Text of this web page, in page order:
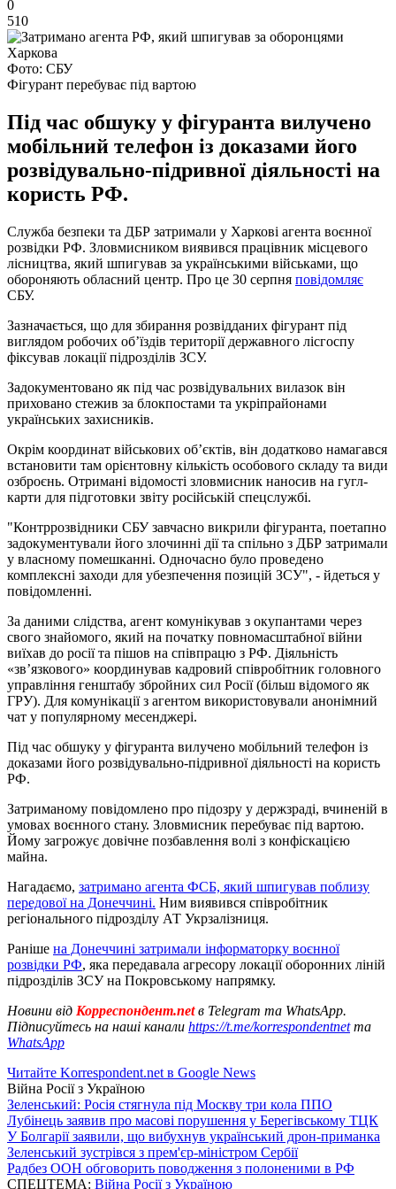
0
510
Фото: СБУ
Фігурант перебуває під вартою
Під час обшуку у фігуранта вилучено
мобільний телефон із доказами його
розвідувально-підривної діяльності на
користь РФ.
Служба безпеки та ДБР затримали у Харкові агента воєнної
розвідки РФ. Зловмисником виявився працівник місцевого
лісництва, який шпигував за українськими військами, що
обороняють обласний центр. Про це 30 серпня повідомляє
СБУ.
Зазначається, що для збирання розвідданих фігурант під
виглядом робочих об’їздів території державного лісгоспу
фіксував локації підрозділів ЗСУ.
Задокументовано як під час розвідувальних вилазок він
приховано стежив за блокпостами та укріпрайонами
українських захисників.
Окрім координат військових об’єктів, він додатково намагався
встановити там орієнтовну кількість особового складу та види
озброєнь. Отримані відомості зловмисник наносив на гугл-
карти для підготовки звіту російській спецслужбі.
"Контррозвідники СБУ завчасно викрили фігуранта, поетапно
задокументували його злочинні дії та спільно з ДБР затримали
у власному помешканні. Одночасно було проведено
комплексні заходи для убезпечення позицій ЗСУ", - йдеться у
повідомленні.
За даними слідства, агент комунікував з окупантами через
свого знайомого, який на початку повномасштабної війни
виїхав до росії та пішов на співпрацю з РФ. Діяльність
«зв’язкового» координував кадровий співробітник головного
управління генштабу збройних сил Росії (більш відомого як
ГРУ). Для комунікації з агентом використовували анонімний
чат у популярному месенджері.
Під час обшуку у фігуранта вилучено мобільний телефон із
доказами його розвідувально-підривної діяльності на користь
РФ.
Затриманому повідомлено про підозру у держзраді, вчиненій в
умовах воєнного стану. Зловмисник перебуває під вартою.
Йому загрожує довічне позбавлення волі з конфіскацією
майна.
Нагадаємо, затримано агента ФСБ, який шпигував поблизу
передової на Донеччині. Ним виявився співробітник
регіонального підрозділу АТ Укрзалізниця.
Раніше на Донеччині затримали інформаторку воєнної
розвідки РФ, яка передавала агресору локації оборонних ліній
підрозділів ЗСУ на Покровському напрямку.
Новини від Корреспондент.netв Telegram та WhatsApp.
Підписуйтесь на наші канали https://t.me/korrespondentnetта
WhatsApp
Читайте Korrespondent.net в Google News
Війна Росії з Україною
Зеленський: Росія стягнула під Москву три кола ППО
Лубінець заявив про масові порушення у Берегівському ТЦК
У Болгарії заявили, що вибухнув український дрон-приманка
Зеленський зустрівся з прем'єр-міністром Сербії
Радбез ООН обговорить поводження з полоненими в РФ
СПЕЦТЕМА: Війна Росії з Україною